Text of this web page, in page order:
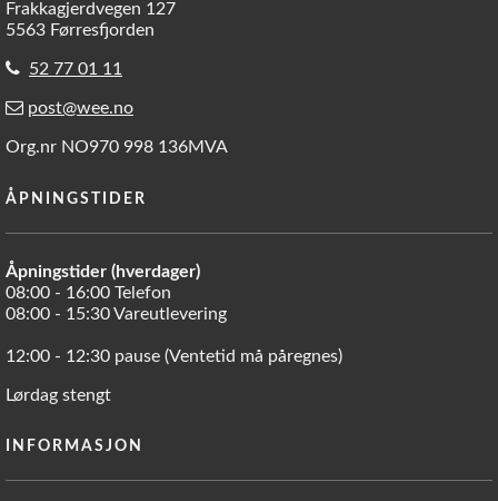
Frakkagjerdvegen 127
5563 Førresfjorden
52 77 01 11
post@wee.no
Org.nr NO970 998 136MVA
ÅPNINGSTIDER
Åpningstider (hverdager)
08:00 - 16:00 Telefon
08:00 - 15:30 Vareutlevering
12:00 - 12:30 pause (Ventetid må påregnes)
Lørdag stengt
INFORMASJON